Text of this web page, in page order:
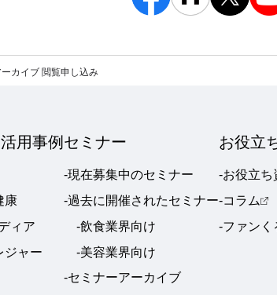
カイブ 閲覧申し込み
用事例
康
ィア
ジャー
セミナー
-現在募集中のセミナー
-過去に開催されたセミナー
-飲食業界向け
-美容業界向け
-セミナーアーカイブ
お役立
-お役立ち
-コラム
-ファンく